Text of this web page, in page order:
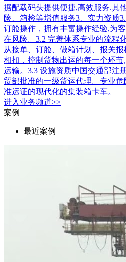
据配载码头提供便捷,高效服务.其
险、箱检等增值服务3、实力资质
订舱操作，拥有丰富操作经验,为
在风险。3.2 完善体系专业的流程
从接单、订舱、做箱计划、报关
相扣，控制货物出运的每一个环
运输。3.3 设施资质中国交通部注
贸部批准的一级货运代理。专业
准运证的现代化的集装箱卡车。
进入 业务频道>>
案例
最近案例